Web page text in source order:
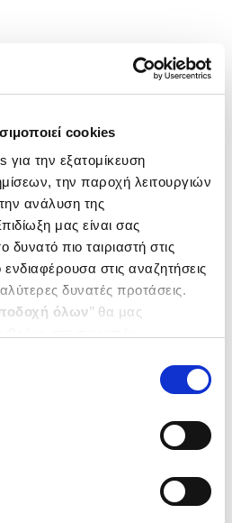
cookies
την εξατομίκευση
την παροχή λειτουργιών
ανάλυση της
μας είναι σας
πιο ταιριαστή στις
ενδιαφέρουσα στις αναζητήσεις
δυνατές προτάσεις.
όλων’’ θα μας
από τα παρακάτω με την
να ενημερωθείτε σχετικά με